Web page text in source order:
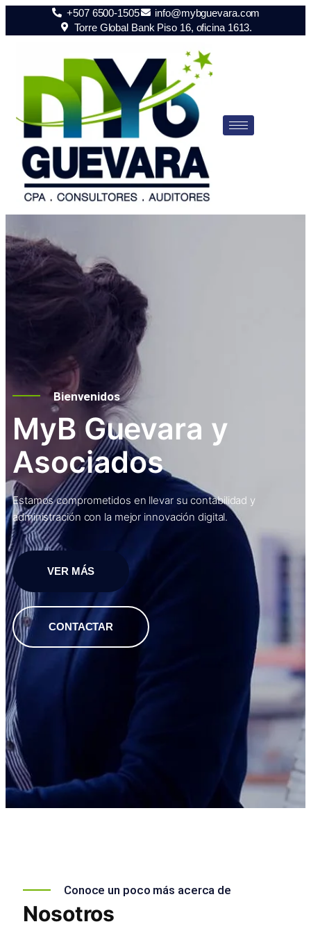
+507 6500-1505
info@mybguevara.com
Torre Global Bank Piso 16, oficina 1613.
Bienvenidos
MyB Guevara y
Asociados
Estamos comprometidos en llevar su contabilidad y
administración con la mejor innovación digital.
VER MÁS
CONTACTAR
Conoce un poco más acerca de
Nosotros